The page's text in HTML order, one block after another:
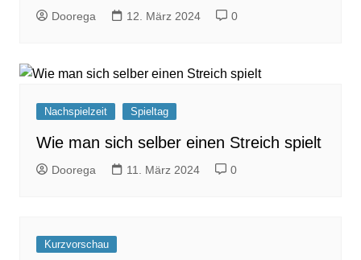
Doorega 12. März 2024 0
Nachspielzeit Spieltag
Wie man sich selber einen Streich spielt
Doorega 11. März 2024 0
Kurzvorschau